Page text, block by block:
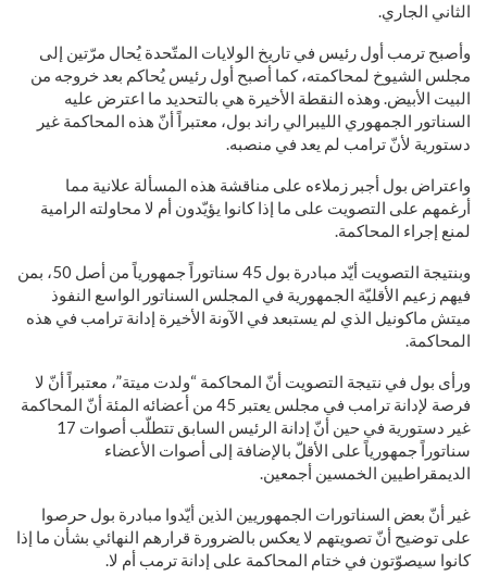
الثاني الجاري.
وأصبح ترمب أول رئيس في تاريخ الولايات المتّحدة يُحال مرّتين إلى
مجلس الشيوخ لمحاكمته، كما أصبح أول رئيس يُحاكم بعد خروجه من
البيت الأبيض. وهذه النقطة الأخيرة هي بالتحديد ما اعترض عليه
السناتور الجمهوري الليبرالي راند بول، معتبراً أنّ هذه المحاكمة غير
دستورية لأنّ ترامب لم يعد في منصبه.
واعتراض بول أجبر زملاءه على مناقشة هذه المسألة علانية مما
أرغمهم على التصويت على ما إذا كانوا يؤيّدون أم لا محاولته الرامية
لمنع إجراء المحاكمة.
وبنتيجة التصويت أيّد مبادرة بول 45 سناتوراً جمهورياً من أصل 50، بمن
فيهم زعيم الأقليّة الجمهورية في المجلس السناتور الواسع النفوذ
ميتش ماكونيل الذي لم يستبعد في الآونة الأخيرة إدانة ترامب في هذه
المحاكمة.
ورأى بول في نتيجة التصويت أنّ المحاكمة “ولدت ميتة”، معتبراً أنّ لا
فرصة لإدانة ترامب في مجلس يعتبر 45 من أعضائه المئة أنّ المحاكمة
غير دستورية في حين أنّ إدانة الرئيس السابق تتطلّب أصوات 17
سناتوراً جمهورياً على الأقلّ بالإضافة إلى أصوات الأعضاء
الديمقراطيين الخمسين أجمعين.
غير أنّ بعض السناتورات الجمهوريين الذين أيّدوا مبادرة بول حرصوا
على توضيح أنّ تصويتهم لا يعكس بالضرورة قرارهم النهائي بشأن ما إذا
كانوا سيصوّتون في ختام المحاكمة على إدانة ترمب أم لا.